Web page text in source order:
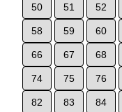
50 51 52
58 59 60
66 67 68
74 75 76
82 83 84